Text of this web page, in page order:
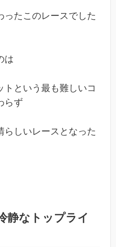
ったこのレースでした
は
トという最も難しいコ
らず
らしいレースとなった
静なトップライ